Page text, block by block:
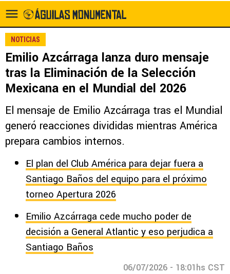
NOTICIAS
Emilio Azcárraga lanza duro mensaje
tras la Eliminación de la Selección
Mexicana en el Mundial del 2026
El mensaje de Emilio Azcárraga tras el Mundial
generó reacciones divididas mientras América
prepara cambios internos.
El plan del Club América para dejar fuera a
Santiago Baños del equipo para el próximo
torneo Apertura 2026
Emilio Azcárraga cede mucho poder de
decisión a General Atlantic y eso perjudica a
Santiago Baños
06/07/2026 - 18:01hs CST